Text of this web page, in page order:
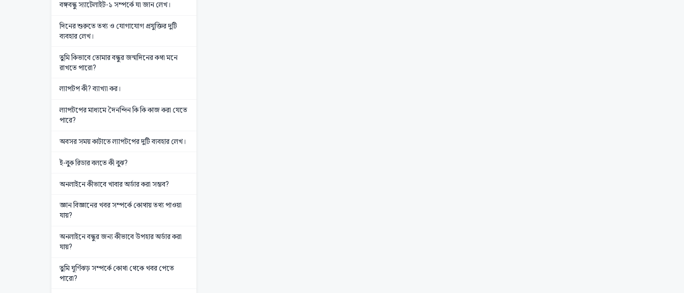
বঙ্গবন্ধু স্যাটেলাইট-১ সম্পর্কে যা জান লেখ।
দিনের শুরুতে তথ্য ও যোগাযোগ প্রযুক্তির দুটি
ব্যবহার লেখ।
তুমি কিভাবে তোমার বন্ধুর জন্মদিনের কথা মনে
রাখতে পারো?
ল্যাপটপ কী? ব্যাখ্যা কর।
ল্যাপটপের মাধ্যমে দৈনন্দিন কি কি কাজ করা যেতে
পারে?
অবসর সময় কাটাতে ল্যাপটপের দুটি ব্যবহার লেখ।
ই-বুক রিডার বলতে কী বুঝ?
অনলাইনে কীভাবে খাবার অর্ডার করা সম্ভব?
জ্ঞান বিজ্ঞানের খবর সম্পর্কে কোথায় তথ্য পাওয়া
যায়?
অনলাইনে বন্ধুর জন্য কীভাবে উপহার অর্ডার করা
যায়?
তুমি ঘূর্ণিঝড় সম্পর্কে কোথা থেকে খবর পেতে
পারো?